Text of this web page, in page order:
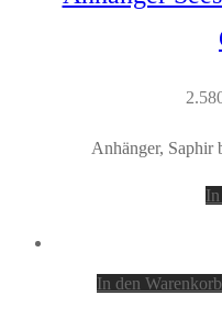
Anhänger, Saphir
In den Warenkorb